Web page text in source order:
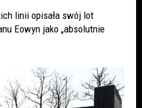
linii opisała swój lot
Eowyn jako „absolutnie